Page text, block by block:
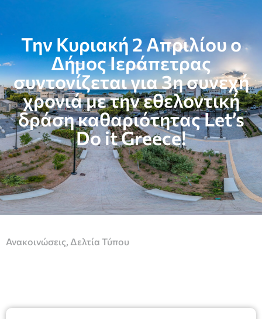
Την Κυριακή 2 Απριλίου ο
Δήμος Ιεράπετρας
συντονίζεται για 3η συνεχή
χρονιά με την εθελοντική
δράση καθαριότητας Let’s
Do it Greece!
Ανακοινώσεις Δελτία Τύπου